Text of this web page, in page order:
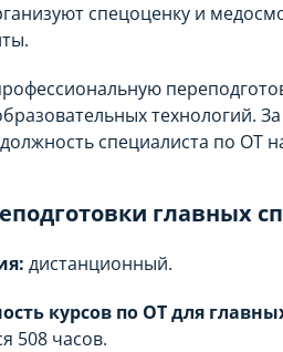
спецоценку и
технологий.
специалиста по ОТ
главных
дистанционный.
курсов по ОТ для
508 часов.